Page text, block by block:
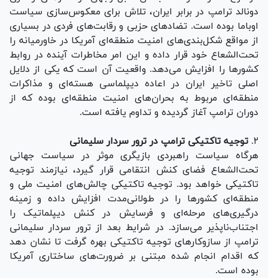
دونالد ترامپ در برابر ایران، تلاش برای معکوس‌سازی سیاست
اوباما بوده است. تضاد‌های حزبی و رقابت‌های فردی در بسیاری
از مواقع شکل‌بندی‌های امنیت منطقه‌ای آمریکا در خاورمیانه را
تحت‌الشعاع خود قرار داده و این امر مخاطرات آینده در روابط
کشور‌ها را افزایش می‌دهد. واقعیت آن است که یکی از دلایل
اصلی تاخیر ایران در اعاده دیپلماسی هسته‌ای و مذاکرات
منطقه‌ای مربوط به بحران‌های امنیت منطقه‌ای بوده که از
دوران ترامپ آغاز گردیده و تداوم یافته است.
۲. توجیه تاکتیکی ترامپ در ترور سردار سلیمانی
هرگاه سیاست راهبردی بازیگری موثر در سیاست جهانی
تحت‌الشعاع فضای کنش انتقامی قرار گیرد، نیازمند توجیه
تاکتیکی خواهد بود. توجیه تاکتیکی چالش‌های امنیت ملی و
منطقه‌ای کشور‌ها را در طولانی‌مدت افزایش داده و زمینه
درگیری‌های مرحله‌ای و فرسایش در کنش دیپلماتیک را
اجتناب‌ناپذیر می‌سازد. در شرایط بعد از ترور سردار سلیمانی
ترامپ از سازوکار‌های توجیه تاکتیکی بهره گرفت تا نشان دهد
که اقدام انجام شده مبتنی بر ضرورت‌های ساختاری آمریکا
بوده است.